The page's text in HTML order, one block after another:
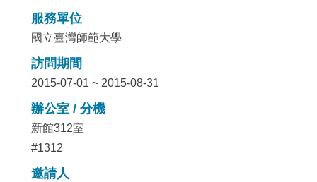
服務單位
國立臺灣師範大學
訪問期間
2015-07-01 ~ 2015-08-31
辦公室 / 分機
新館312室
#1312
邀請人